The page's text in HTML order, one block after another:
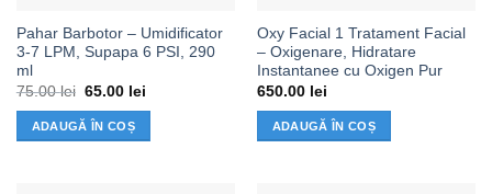
Pahar Barbotor – Umidificator
3-7 LPM, Supapa 6 PSI, 290
ml
75.00lei Prețul
a
fost:
75.00 lei.
65.00 leiPrețul
ADAUGĂ ÎN COȘ
Oxy Facial 1 Tratament Facial
– Oxigenare, Hidratare
Instantanee cu Oxigen Pur
650.00 lei
ADAUGĂ ÎN COȘ